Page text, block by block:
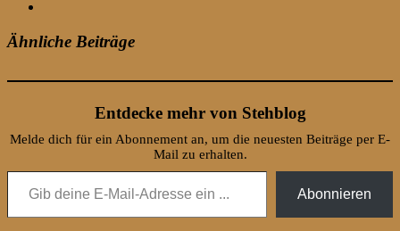
Ähnliche Beiträge
Entdecke mehr von Stehblog
Melde dich für ein Abonnement an, um die neuesten Beiträge per E-
Mail zu erhalten.
Gib deine E-Mail-Adresse ein ...
Abonnieren